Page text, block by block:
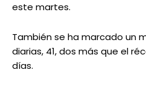
este martes.
También se ha marcado un
diarias, 41, dos más que el
días.